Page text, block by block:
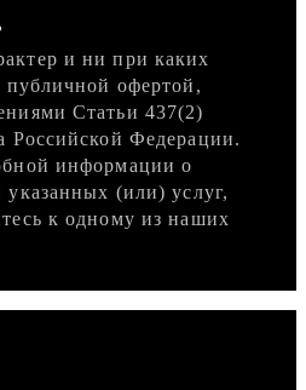
и ни при каких
публичной офертой,
Статьи 437(2)
Российской Федерации.
информации о
(или) услуг,
к одному из наших